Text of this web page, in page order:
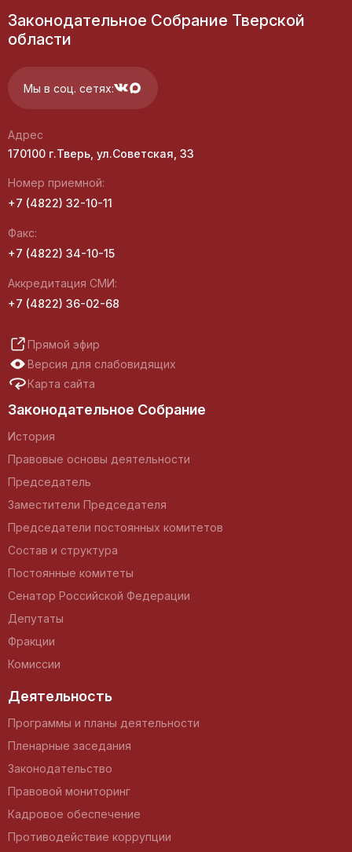
Законодательное Собрание Тверской
области
Мы в соц. сетях:
Адрес
170100 г.Тверь, ул.Советская, 33
Номер приемной:
+7 (4822) 32-10-11
Факс:
+7 (4822) 34-10-15
Аккредитация СМИ:
+7 (4822) 36-02-68
Прямой эфир
Версия для слабовидящих
Карта сайта
Законодательное Собрание
История
Правовые основы деятельности
Председатель
Заместители Председателя
Председатели постоянных комитетов
Состав и структура
Постоянные комитеты
Сенатор Российской Федерации
Депутаты
Фракции
Комиссии
Деятельность
Программы и планы деятельности
Пленарные заседания
Законодательство
Правовой мониторинг
Кадровое обеспечение
Противодействие коррупции